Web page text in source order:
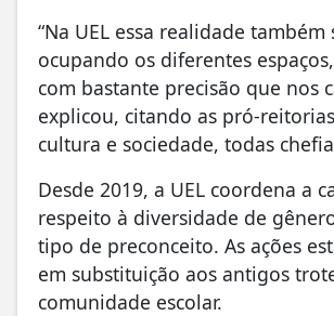
“Na UEL essa realidade
ocupando os diferentes
com bastante precisão que nos
explicou, citando as pró-
cultura e sociedade, todas
Desde 2019, a UEL coordena a
respeito à diversidade de
tipo de preconceito. As ações
em substituição aos antigos
comunidade escolar.